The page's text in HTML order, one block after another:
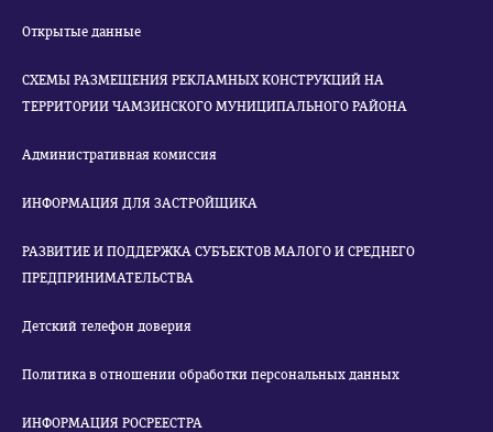
Открытые данные
СХЕМЫ РАЗМЕЩЕНИЯ РЕКЛАМНЫХ КОНСТРУКЦИЙ НА
ТЕРРИТОРИИ ЧАМЗИНСКОГО МУНИЦИПАЛЬНОГО РАЙОНА
Административная комиссия
ИНФОРМАЦИЯ ДЛЯ ЗАСТРОЙЩИКА
РАЗВИТИЕ И ПОДДЕРЖКА СУБЪЕКТОВ МАЛОГО И СРЕДНЕГО
ПРЕДПРИНИМАТЕЛЬСТВА
Детский телефон доверия
Политика в отношении обработки персональных данных
ИНФОРМАЦИЯ РОСРЕЕСТРА